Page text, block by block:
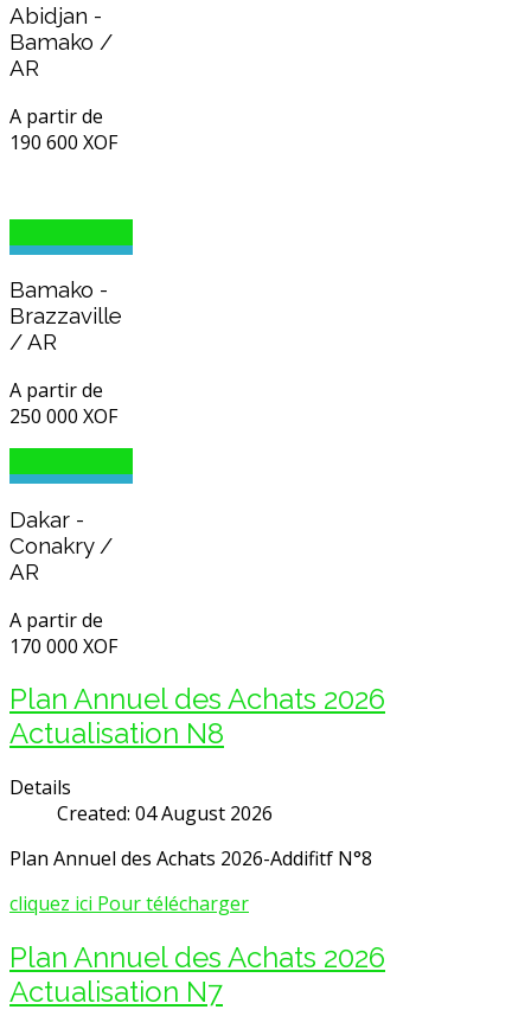
Abidjan -
Bamako /
AR
A partir de
190 600 XOF
Bamako -
Brazzaville
/ AR
A partir de
250 000 XOF
Dakar -
Conakry /
AR
A partir de
170 000 XOF
Plan Annuel des Achats 2026
Actualisation N8
Details
Created: 04 August 2026
Plan Annuel des Achats 2026-Addifitf N°8
cliquez ici Pour télécharger
Plan Annuel des Achats 2026
Actualisation N7